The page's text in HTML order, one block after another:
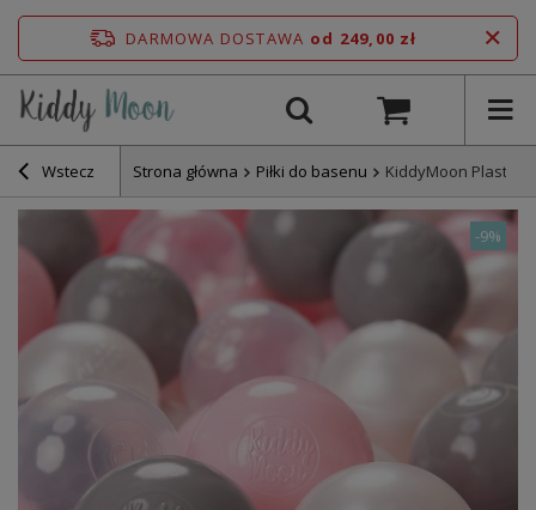
DARMOWA DOSTAWA od 249,00 zł
Wstecz Strona główna Piłki do basenu KiddyMoon
-9%